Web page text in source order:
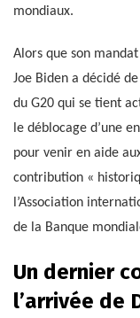
mondiaux.
Alors que son
Joe Biden a décidé
du G20 qui se tient
le déblocage d’une
pour venir en aide
contribution «
l’Association
de la Banque
Un dernier
l’arrivée de